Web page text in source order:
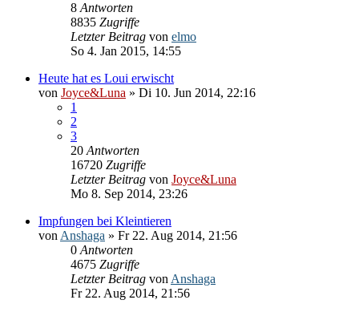
8 Antworten
8835 Zugriffe
Letzter Beitrag von elmo
So 4. Jan 2015, 14:55
Heute hat es Loui erwischt
von Joyce&Luna » Di 10. Jun 2014, 22:16
1
2
3
20 Antworten
16720 Zugriffe
Letzter Beitrag von Joyce&Luna
Mo 8. Sep 2014, 23:26
Impfungen bei Kleintieren
von Anshaga » Fr 22. Aug 2014, 21:56
0 Antworten
4675 Zugriffe
Letzter Beitrag von Anshaga
Fr 22. Aug 2014, 21:56